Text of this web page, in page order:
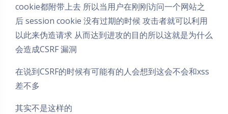
cookie都附带上去 所以当用户在刚刚访问一个网站之
后 session cookie 没有过期的时候 攻击者就可以利用
以此来伪造请求 从而达到进攻的目的所以这就是为什么
会造成CSRF 漏洞
在说到CSRF的时候有可能有的人会想到这会不会和xss
差不多
其实不是这样的